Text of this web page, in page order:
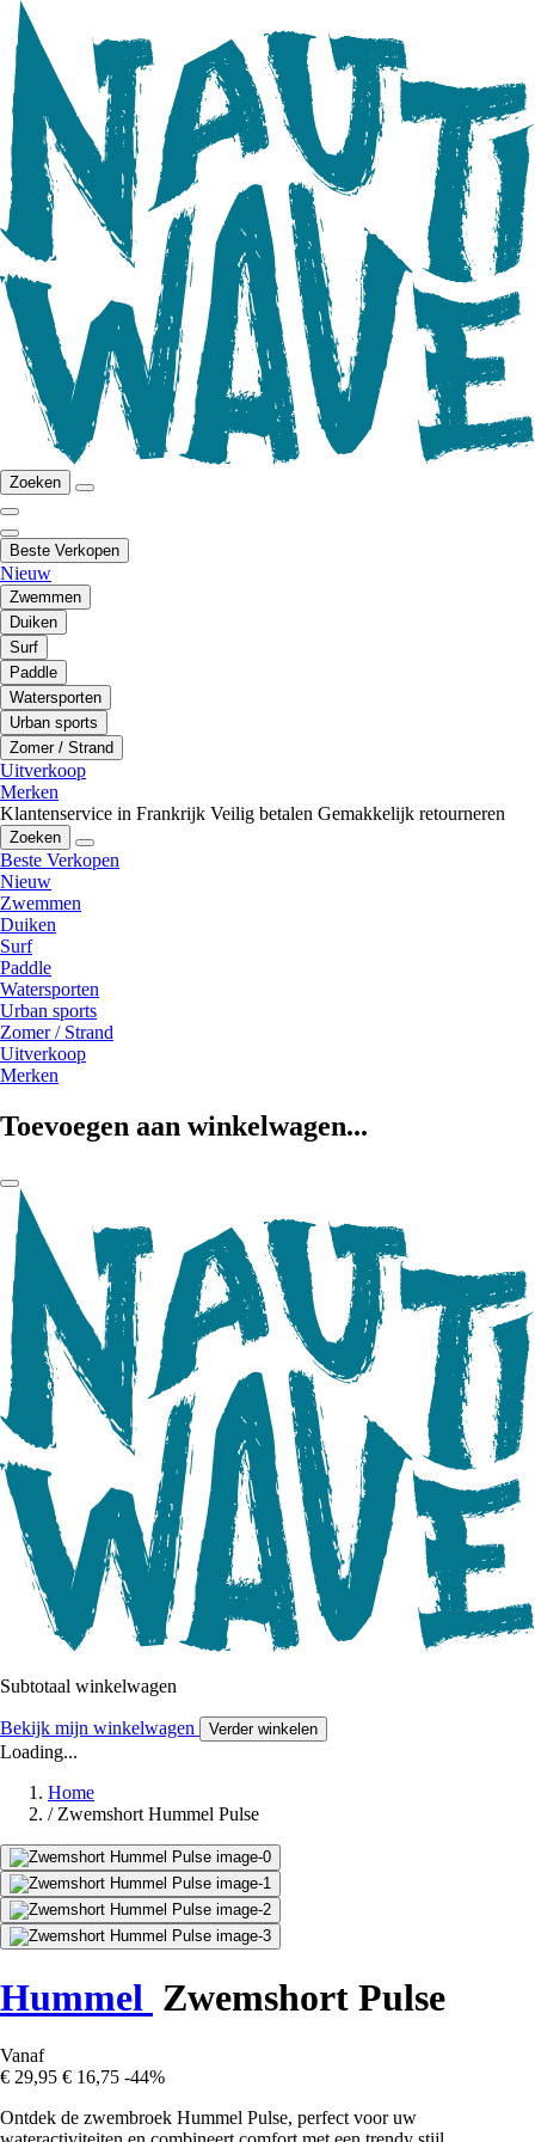
Zoeken
Beste Verkopen
Nieuw
Zwemmen
Duiken
Surf
Paddle
Watersporten
Urban sports
Zomer / Strand
Uitverkoop
Merken
Klantenservice in Frankrijk Veilig betalen Gemakkelijk retourneren
Zoeken
Beste Verkopen
Nieuw
Zwemmen
Duiken
Surf
Paddle
Watersporten
Urban sports
Zomer / Strand
Uitverkoop
Merken
Toevoegen aan winkelwagen...
Subtotaal winkelwagen
Bekijk mijn winkelwagen Verder winkelen
Loading...
Home
/ Zwemshort Hummel Pulse
Hummel Zwemshort Pulse
Vanaf
€ 29,95 € 16,75 -44%
Ontdek de zwembroek Hummel Pulse, perfect voor uw